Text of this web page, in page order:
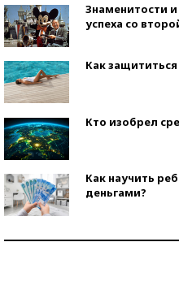
Знаменитости
успеха со
Как
Кто изобрел
Как научить
деньгами?